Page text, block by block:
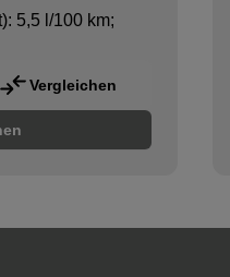
5,5 l/100 km;
Vergleichen